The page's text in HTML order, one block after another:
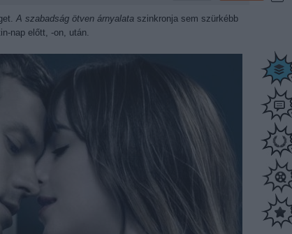
A szabadság ötven árnyalataszinkronja sem szürkébb
nap előtt, -on, után.